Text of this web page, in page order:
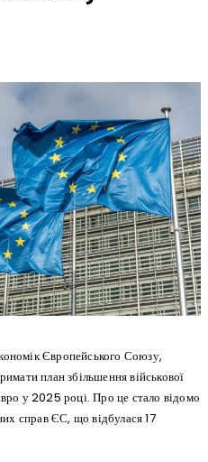
Європейського Союзу,
план збільшення військової
у 2025 році. Про це стало відомо
справ ЄС, що відбулася 17